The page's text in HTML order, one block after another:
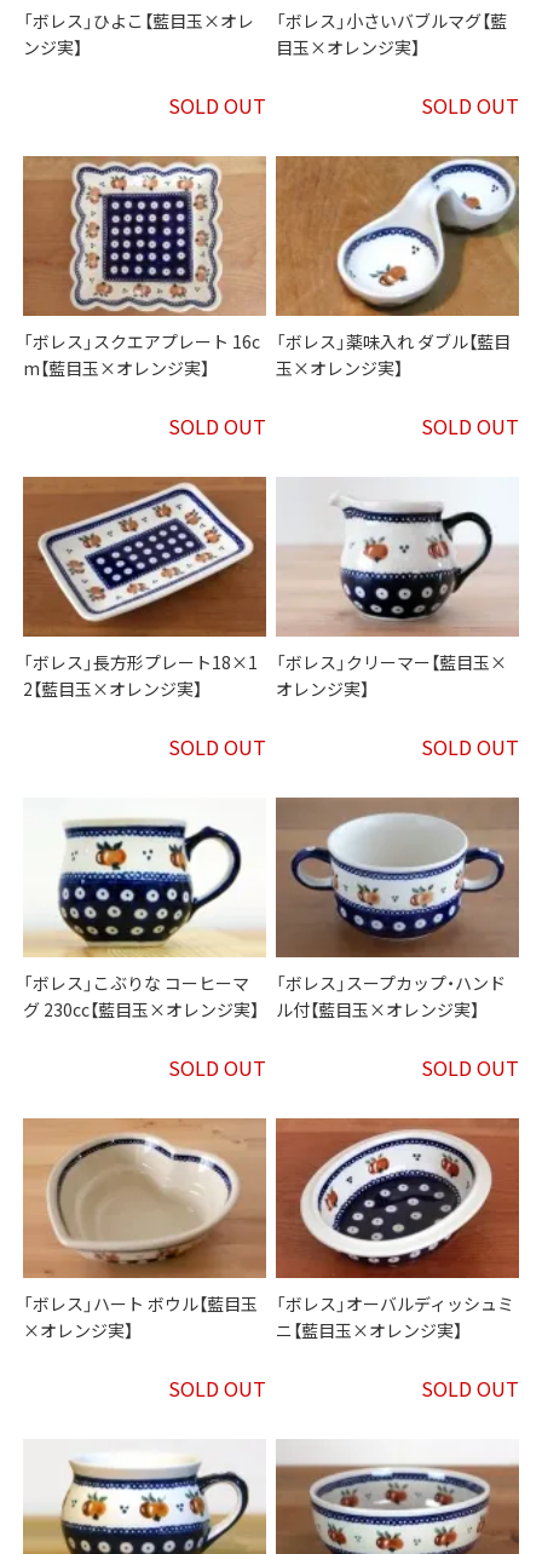
「ボレス」ひよこ【藍目玉×オレ
ンジ実】
SOLD OUT
「ボレス」小さいバブルマグ【藍
目玉×オレンジ実】
SOLD OUT
「ボレス」スクエアプレート 16c
m【藍目玉×オレンジ実】
SOLD OUT
「ボレス」薬味入れ ダブル【藍目
玉×オレンジ実】
SOLD OUT
「ボレス」長方形プレート18×1
2【藍目玉×オレンジ実】
SOLD OUT
「ボレス」クリーマー【藍目玉×
オレンジ実】
SOLD OUT
「ボレス」こぶりな コーヒーマ
グ 230cc【藍目玉×オレンジ実】
SOLD OUT
「ボレス」スープカップ・ハンド
ル付【藍目玉×オレンジ実】
SOLD OUT
「ボレス」ハート ボウル【藍目玉
×オレンジ実】
SOLD OUT
「ボレス」オーバルディッシュミ
ニ【藍目玉×オレンジ実】
SOLD OUT